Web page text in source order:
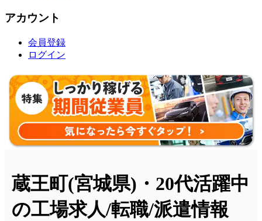
アカウント
会員登録
ログイン
蔵王町(宮城県)・20代活躍中
の工場求人/転職/派遣情報